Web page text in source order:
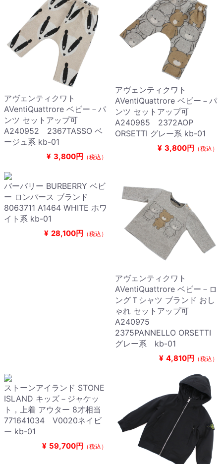
アヴェンティクワト
AVentiQuattrore ベビー－パ
ンツ セットアップ可
A240952 2367TASSO ベ
ージュ系 kb-01
¥ 3,800円 （税込）
アヴェンティクワト
AVentiQuattrore ベビー－パ
ンツ セットアップ可
A240985 2372AOP
ORSETTI グレー系 kb-01
¥ 3,800円 （税込）
バーバリー BURBERRY ベビ
ー ロンパース ブランド
8063711 A1464 WHITE ホワ
イト系 kb-01
¥ 28,100円 （税込）
アヴェンティクワト
AVentiQuattrore ベビー－ロ
ングＴシャツ ブランド おし
ゃれ セットアップ可
A240975
2375PANNELLO ORSETTI
グレー系 kb-01
¥ 4,810円 （税込）
ストーンアイランド STONE
ISLAND キッズ－ジャケッ
ト，上着 アウター 8才相当
771641034 V0020ネイビ
ー kb-01
¥ 59,700円 （税込）